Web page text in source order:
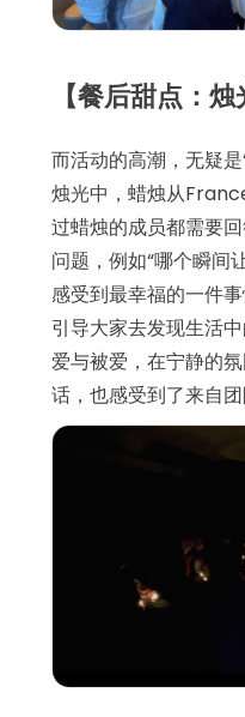
【餐后甜点：
而活动的高潮，无疑
烛光中，蜡烛从
过蜡烛的成员都需要
问题，例如“哪个瞬间
感受到最幸福的一件
引导大家去发现生活
爱与被爱，在宁静的
话，也感受到了来自团